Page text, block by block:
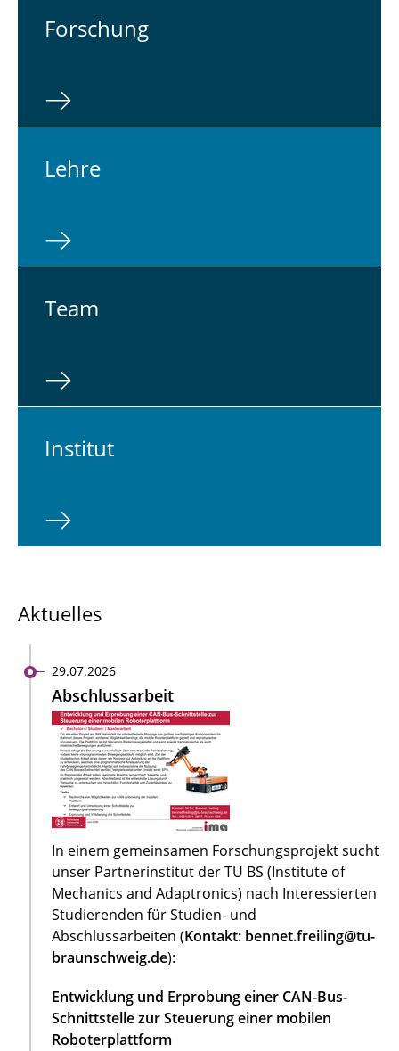
For­schung
Lehre
Team
In­sti­tut
Aktuelles
29.07.2026
Abschlussarbeit
In einem gemeinsamen Forschungsprojekt sucht
unser Partnerinstitut der TU BS (Institute of
Mechanics and Adaptronics) nach Interessierten
Studierenden für Studien- und
Abschlussarbeiten (Kontakt: bennet.freiling@tu-
braunschweig.de):
Entwicklung und Erprobung einer CAN-Bus-
Schnittstelle zur Steuerung einer mobilen
Roboterplattform